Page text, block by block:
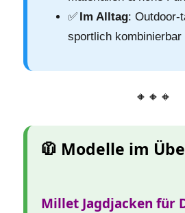
✅ Im Alltag: Outdoor-
sportlich kombinierbar
🔸🔸🔸
🧥 Modelle im
Millet Jagdjacken für